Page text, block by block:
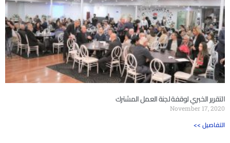
التقرير الخبري لوقفة لجنة العمل المشترك
November 17, 2020
<< التفاصيل